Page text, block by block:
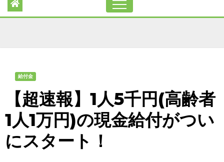
給付金
【超速報】1人5千円(高齢者
1人1万円)の現金給付がつい
にスタート！